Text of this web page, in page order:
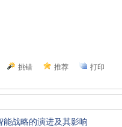
挑错 推荐 打印
能战略的演进及其影响